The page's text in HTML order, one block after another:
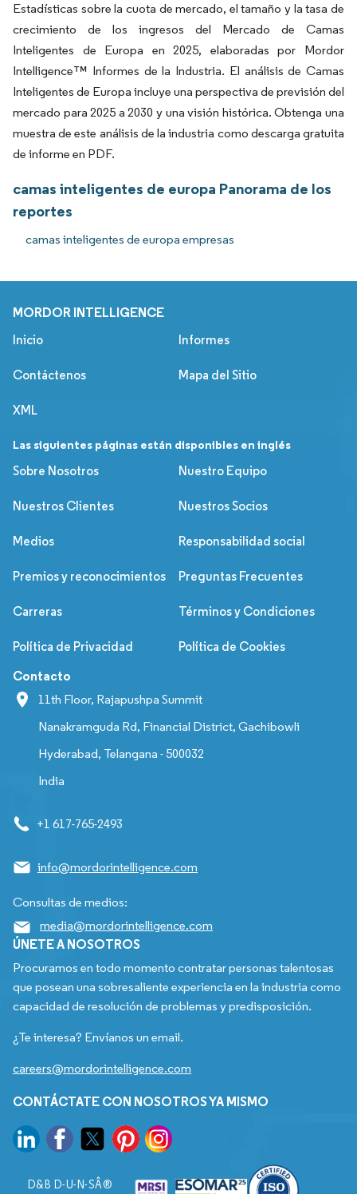
Estadísticas sobre la cuota de mercado, el tamaño y la tasa de
crecimiento de los ingresos del Mercado de Camas
Inteligentes de Europa en 2025, elaboradas por Mordor
Intelligence™ Informes de la Industria. El análisis de Camas
Inteligentes de Europa incluye una perspectiva de previsión del
mercado para 2025 a 2030 y una visión histórica. Obtenga una
muestra de este análisis de la industria como descarga gratuita
de informe en PDF.
camas inteligentes de europa Panorama de los
reportes
camas inteligentes de europa empresas
MORDOR INTELLIGENCE
Inicio Informes
Contáctenos Mapa del Sitio
XML
Las siguientes páginas están disponibles en inglés
Sobre Nosotros
Nuestro Equipo
Nuestros Clientes Nuestros Socios
Medios Responsabilidad social
Premios y reconocimientos Preguntas Frecuentes
Carreras Términos y Condiciones
Política de Privacidad Política de Cookies
Contacto
11th Floor, Rajapushpa Summit
Nanakramguda Rd, Financial District, Gachibowli
Hyderabad, Telangana - 500032
India
+1 617-765-2493
info@mordorintelligence.com
Consultas de medios:
media@mordorintelligence.com
ÚNETE A NOSOTROS
Procuramos en todo momento contratar personas talentosas
que posean una sobresaliente experiencia en la industria como
capacidad de resolución de problemas y predisposición.
¿Te interesa? Envíanos un email.
careers@mordorintelligence.com
CONTÁCTATE CON NOSOTROS YA MISMO
D&B D-U-N-SÂ®